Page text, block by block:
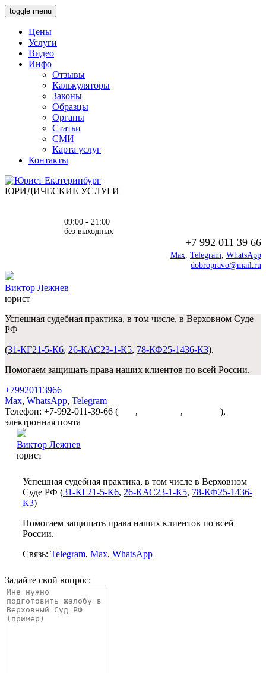
toggle menu
Цены
Услуги
Видео
Инфо
Отзывы
Калькуляторы
Законы
Образцы
Органы
Статьи
СМИ
Карта услуг
Контакты
ЮРИДИЧЕСКИЕ УСЛУГИ
09:00 - 21:00
без выходных
+7 992 011 39 66
Max, Telegram, WhatsApp
dobropravo@mail.ru
Виктор Лежнев
юрист
Успешная судебная практика, в том числе, в Верховном Суде
РФ
(31-КГ21-5-К6, 26-КАС23-1-К5, 78-КФ25-1436-К3).
Помогаем защищать права наших клиентов по всей России.
+79920113966
Max, WhatsApp, Telegram
Телефон: +7-992-011-39-66 (
, ,
),
электронная почта
Виктор Лежнев
юрист
Успешная судебная практика, в том числе в Верховном
Суде РФ (31-КГ21-5-К6, 26-КАС23-1-К5, 78-КФ25-1436-
К3)
Помогаем защищать права наших клиентов по всей
России.
Связь: Telegram, Max, WhatsApp
Задайте свой вопрос: